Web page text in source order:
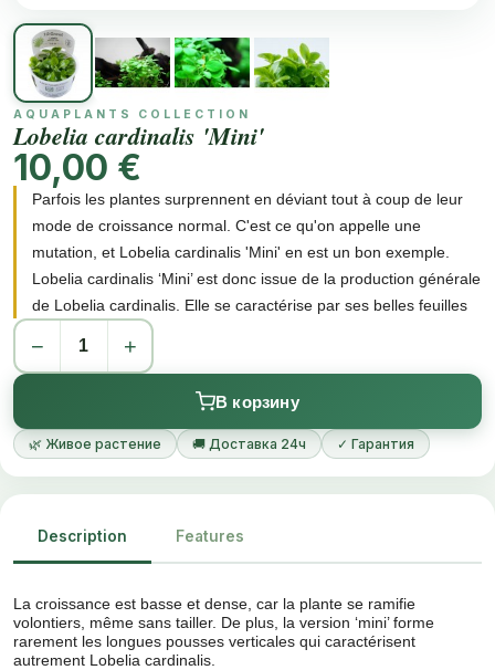
AQUAPLANTS COLLECTION
Lobelia cardinalis 'Mini'
10,00 €
Parfois les plantes surprennent en déviant tout à coup de leur
mode de croissance normal. C'est ce qu'on appelle une
mutation, et Lobelia cardinalis 'Mini' en est un bon exemple.
Lobelia cardinalis ‘Mini’ est donc issue de la production générale
de Lobelia cardinalis. Elle se caractérise par ses belles feuilles
vert clair, plus rapprochées que sur la Lobelia d'origine, puis elle
est aussi nettement plus petite, d'où l'ajout de "Mini" au nom de
− +
В корзину
🌿 Живое растение 🚚 Доставка 24ч ✓ Гарантия
Description Features
La croissance est basse et dense, car la plante se ramifie
volontiers, même sans tailler. De plus, la version ‘mini’ forme
rarement les longues pousses verticales qui caractérisent
autrement Lobelia cardinalis.